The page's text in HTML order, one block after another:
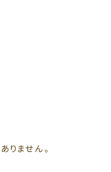
りません。